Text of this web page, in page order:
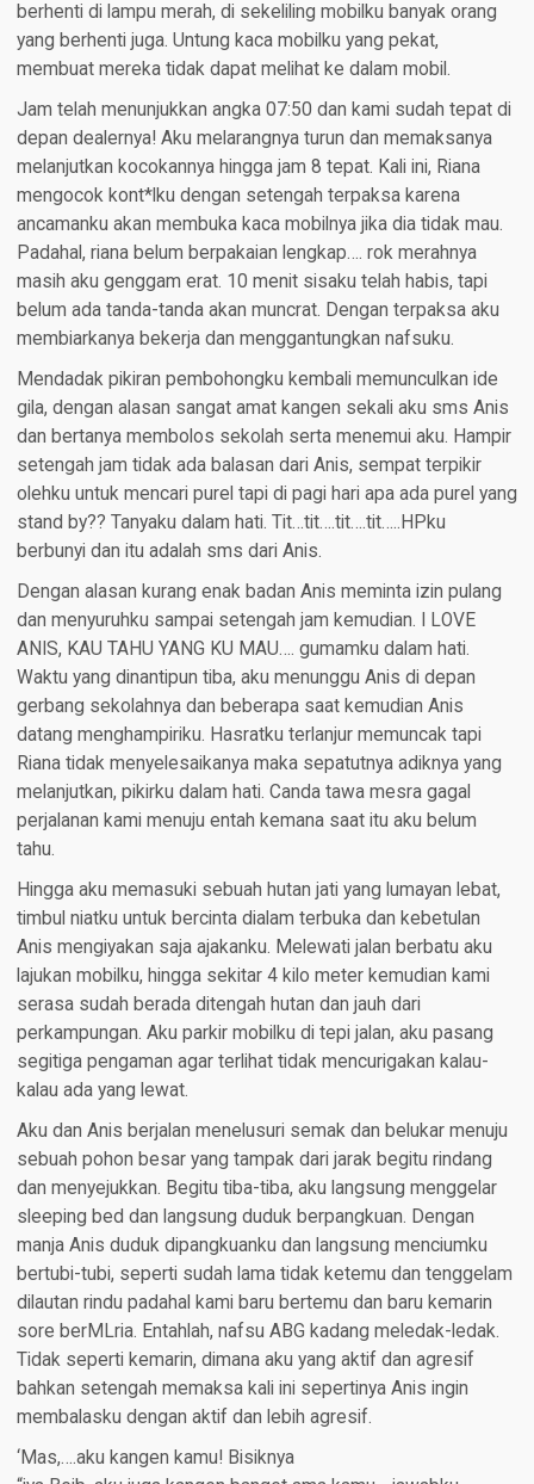
berhenti di lampu merah, di sekeliling mobilku banyak orang
yang berhenti juga. Untung kaca mobilku yang pekat,
membuat mereka tidak dapat melihat ke dalam mobil.
Jam telah menunjukkan angka 07:50 dan kami sudah tepat di
depan dealernya! Aku melarangnya turun dan memaksanya
melanjutkan kocokannya hingga jam 8 tepat. Kali ini, Riana
mengocok kont*lku dengan setengah terpaksa karena
ancamanku akan membuka kaca mobilnya jika dia tidak mau.
Padahal, riana belum berpakaian lengkap…. rok merahnya
masih aku genggam erat. 10 menit sisaku telah habis, tapi
belum ada tanda-tanda akan muncrat. Dengan terpaksa aku
membiarkanya bekerja dan menggantungkan nafsuku.
Mendadak pikiran pembohongku kembali memunculkan ide
gila, dengan alasan sangat amat kangen sekali aku sms Anis
dan bertanya membolos sekolah serta menemui aku. Hampir
setengah jam tidak ada balasan dari Anis, sempat terpikir
olehku untuk mencari purel tapi di pagi hari apa ada purel yang
stand by?? Tanyaku dalam hati. Tit…tit….tit….tit…..HPku
berbunyi dan itu adalah sms dari Anis.
Dengan alasan kurang enak badan Anis meminta izin pulang
dan menyuruhku sampai setengah jam kemudian. I LOVE
ANIS, KAU TAHU YANG KU MAU…. gumamku dalam hati.
Waktu yang dinantipun tiba, aku menunggu Anis di depan
gerbang sekolahnya dan beberapa saat kemudian Anis
datang menghampiriku. Hasratku terlanjur memuncak tapi
Riana tidak menyelesaikanya maka sepatutnya adiknya yang
melanjutkan, pikirku dalam hati. Canda tawa mesra gagal
perjalanan kami menuju entah kemana saat itu aku belum
tahu.
Hingga aku memasuki sebuah hutan jati yang lumayan lebat,
timbul niatku untuk bercinta dialam terbuka dan kebetulan
Anis mengiyakan saja ajakanku. Melewati jalan berbatu aku
lajukan mobilku, hingga sekitar 4 kilo meter kemudian kami
serasa sudah berada ditengah hutan dan jauh dari
perkampungan. Aku parkir mobilku di tepi jalan, aku pasang
segitiga pengaman agar terlihat tidak mencurigakan kalau-
kalau ada yang lewat.
Aku dan Anis berjalan menelusuri semak dan belukar menuju
sebuah pohon besar yang tampak dari jarak begitu rindang
dan menyejukkan. Begitu tiba-tiba, aku langsung menggelar
sleeping bed dan langsung duduk berpangkuan. Dengan
manja Anis duduk dipangkuanku dan langsung menciumku
bertubi-tubi, seperti sudah lama tidak ketemu dan tenggelam
dilautan rindu padahal kami baru bertemu dan baru kemarin
sore berMLria. Entahlah, nafsu ABG kadang meledak-ledak.
Tidak seperti kemarin, dimana aku yang aktif dan agresif
bahkan setengah memaksa kali ini sepertinya Anis ingin
membalasku dengan aktif dan lebih agresif.
‘Mas,….aku kangen kamu! Bisiknya